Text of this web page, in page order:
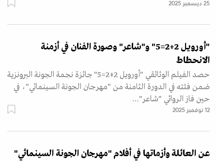
25 ديسمبر 2025
"أورويل 2+2=5" و"شاعر" وصورة الفنان في أزمنة
الانحطاط
حصد الفيلم الوثائقي "أورويل 2+2=5" جائزة نجمة الجونة البرونزية
ضمن فئته في الدورة الثامنة من "مهرجان الجونة السينمائي"، في
حين فاز الروائي "شاعر"…
12 نوفمبر 2025
عن العائلة وأزماتها في أفلام "مهرجان الجونة السينمائي"